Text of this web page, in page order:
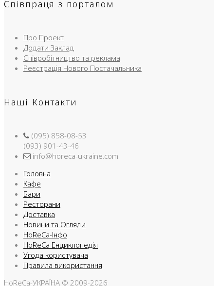
Співпраця з порталом
Про Проект
Додати Заклад
Співробітництво та реклама
Реєстрація Нового Постачальника
Наші Контакти
(095) 858-08-53
(093) 901-43-46
info@horeca-ukraine.com
Головна
Кафе
Бари
Ресторани
Доставка
Новини та Огляди
HoReCa-Інфо
HoReCa Енциклопедія
Угода користувача
Правила використання
HoReCa-УКРАЇНА © 2009-2026